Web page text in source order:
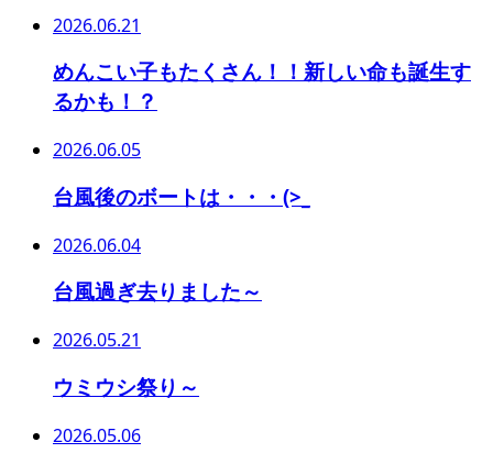
2026.06.21
めんこい子もたくさん！！新しい命も誕生す
るかも！？
2026.06.05
台風後のボートは・・・(>_
2026.06.04
台風過ぎ去りました～
2026.05.21
ウミウシ祭り～
2026.05.06